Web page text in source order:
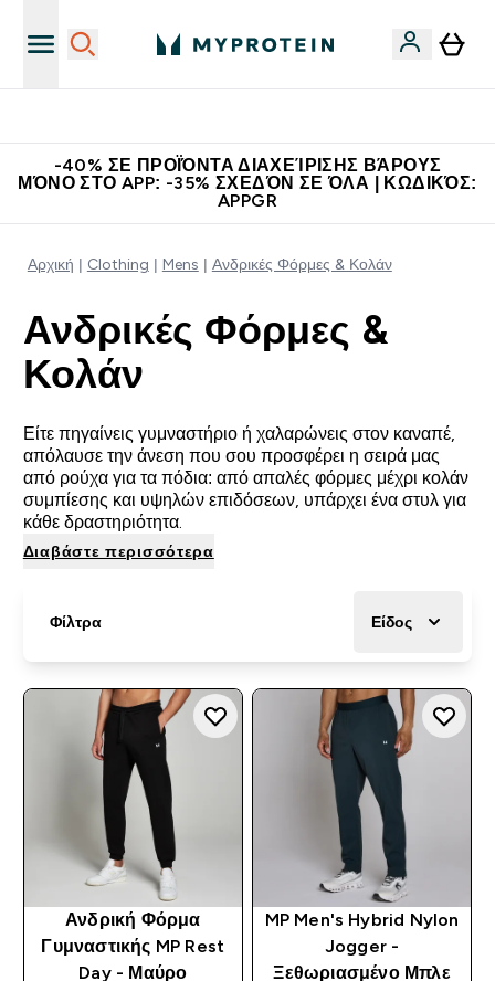
-40% ΣΕ ΠΡΟΪΌΝΤΑ ΔΙΑΧΕΊΡΙΣΗΣ ΒΆΡΟΥΣ
ΜΌΝΟ ΣΤΟ APP: -35% ΣΧΕΔΌΝ ΣΕ ΌΛΑ | ΚΩΔΙΚΌΣ:
APPGR
Αρχική Clothing Mens Ανδρικές Φόρμες & Κολάν
Ανδρικές Φόρμες &
Κολάν
Είτε πηγαίνεις γυμναστήριο ή χαλαρώνεις στον καναπέ,
απόλαυσε την άνεση που σου προσφέρει η σειρά μας
από ρούχα για τα πόδια: από απαλές φόρμες μέχρι κολάν
συμπίεσης και υψηλών επιδόσεων, υπάρχει ένα στυλ για
κάθε δραστηριότητα.
Διαβάστε περισσότερα
Φίλτρα Είδος
Ανδρική Φόρμα
Γυμναστικής MP Rest
Day - Μαύρο
MP Men's Hybrid Nylon
Jogger -
Ξεθωριασμένο Μπλε